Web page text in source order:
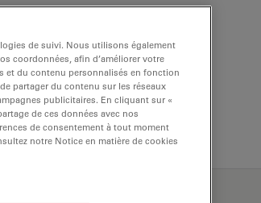
de suivi. Nous utilisons également
coordonnées, afin d’améliorer votre
et du contenu personnalisés en fonction
partager du contenu sur les réseaux
publicitaires. En cliquant sur «
de ces données avec nos
de consentement à tout moment
notre Notice en matière de cookies